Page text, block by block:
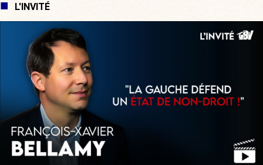
L'INVITÉ